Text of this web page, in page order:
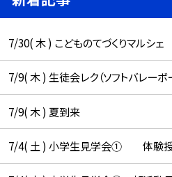
7/30( 木 ) こどものてづくりマルシェ
7/9( 木 ) 生徒会レク（ソフトバレーボ
7/9( 木 ) 夏到来
7/4( 土 ) 小学生見学会① 体験授